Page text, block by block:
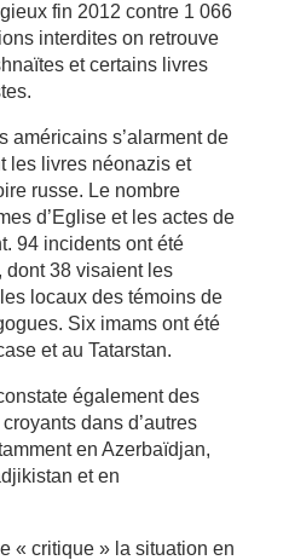
fin 2012 contre 1 066
interdites on retrouve
et certains livres
américains s’alarment de
les livres néonazis et
russe. Le nombre
d’Eglise et les actes de
94 incidents ont été
dont 38 visaient les
locaux des témoins de
Six imams ont été
et au Tatarstan.
également des
dans d’autres
en Azerbaïdjan,
et en
« critique » la situation en